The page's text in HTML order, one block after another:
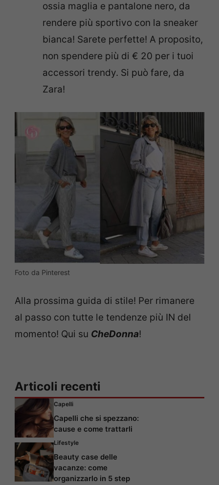
ossia maglia e pantalone nero, da
rendere più sportivo con la sneaker
bianca! Sarete perfette! A proposito,
non spendere più di € 20 per i tuoi
accessori trendy. Si può fare, da
Zara!
Foto da Pinterest
Alla prossima guida di stile! Per rimanere
al passo con tutte le tendenze più IN del
momento! Qui su CheDonna!
Articoli recenti
Capelli
Capelli che si spezzano:
cause e come trattarli
Lifestyle
Beauty case delle
vacanze: come
organizzarlo in 5 step